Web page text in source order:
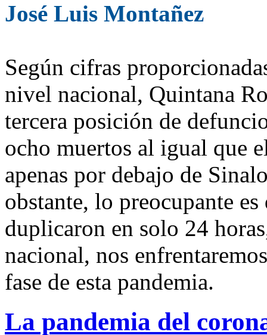
José Luis Montañez
Según cifras
nivel nacional, Quintana
tercera posición de
ocho muertos al igual que
apenas por debajo de
obstante, lo preocupante
duplicaron en solo 24
nacional, nos
fase de esta pandemia.
La pandemia del